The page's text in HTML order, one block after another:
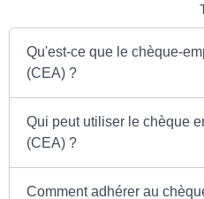
Qu'est-ce que le chèque-
(CEA) ?
Qui peut utiliser le chèque
(CEA) ?
Comment adhérer au